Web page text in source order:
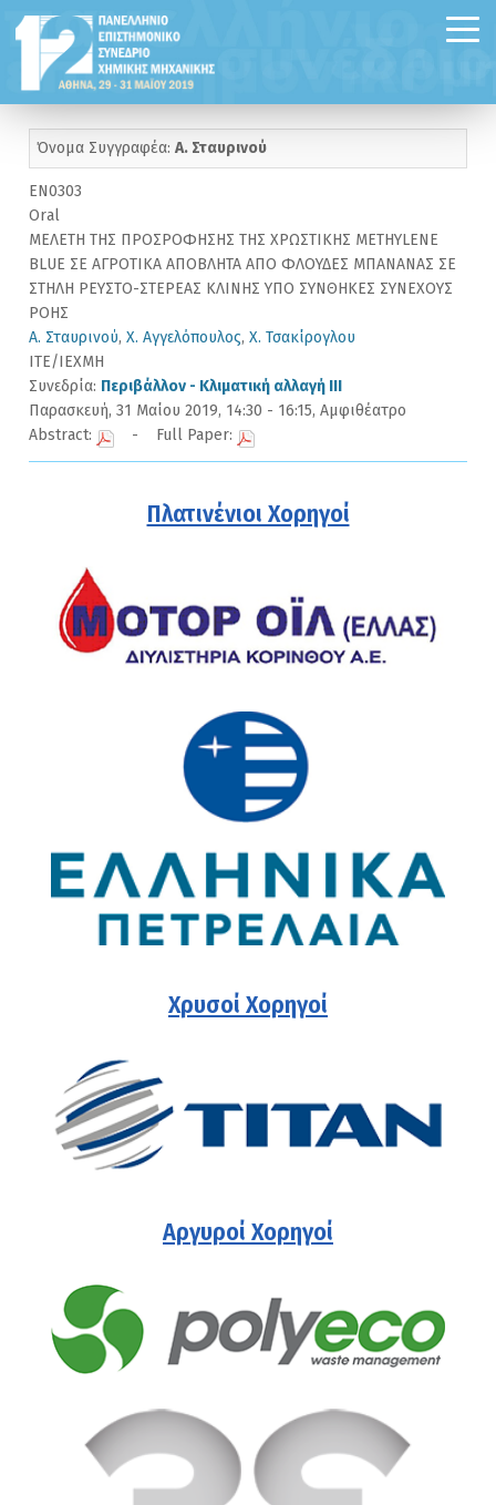
Όνομα Συγγραφέα: Α. Σταυρινού
EN0303
Oral
ΜΕΛΕΤΗ ΤΗΣ ΠΡΟΣΡΟΦΗΣΗΣ ΤΗΣ ΧΡΩΣΤΙΚΗΣ METHYLENE
BLUE ΣΕ ΑΓΡΟΤΙΚΑ ΑΠΟΒΛΗΤΑ ΑΠΟ ΦΛΟΥΔΕΣ ΜΠΑΝΑΝΑΣ ΣΕ
ΣΤΗΛΗ ΡΕΥΣΤΟ-ΣΤΕΡΕΑΣ ΚΛΙΝΗΣ ΥΠΟ ΣΥΝΘΗΚΕΣ ΣΥΝΕΧΟΥΣ
ΡΟΗΣ
Α. Σταυρινού, Χ. Αγγελόπουλος, Χ. Τσακίρογλου
ΙΤΕ/ΙΕΧΜΗ
Συνεδρία: Περιβάλλον - Κλιματική αλλαγή III
Παρασκευή, 31 Μαίου 2019, 14:30 - 16:15, Αμφιθέατρο
Abstract:
- Full Paper:
Πλατινένιοι Χορηγοί
Χρυσοί Χορηγοί
Αργυροί Χορηγοί